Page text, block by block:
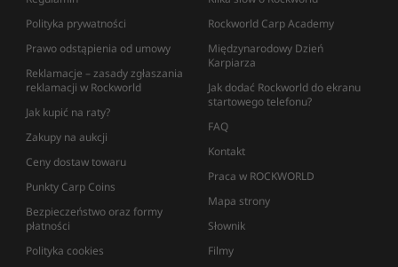
Polityka prywatności
Prawo odstąpienia od umowy
Reklamacje – zasady zgłaszania
reklamacji w Rockworld
Jak kupić na raty?
Zakupy na aukcji
Ceny dostaw towaru
Punkty Carp Coins
Bezpieczeństwo oraz formy
płatności
Polityka cookies
Rockworld Carp Academy
Międzynarodowy Dzień
Karpiarza
Jak dodać Rockworld do ekranu
startowego telefonu?
FAQ
Kontakt
Praca w ROCKWORLD
Mapa strony
Słownik
Filmy